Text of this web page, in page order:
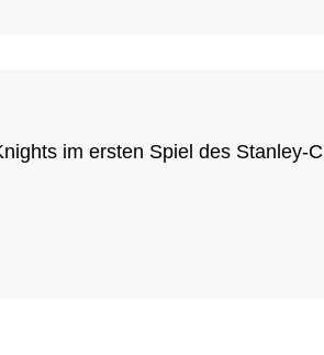
im ersten Spiel des Stanley-